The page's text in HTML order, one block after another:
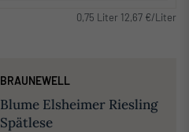
0,75 Liter 12,67 €/Liter
BRAUNEWELL
Blume Elsheimer Riesling
Spätlese